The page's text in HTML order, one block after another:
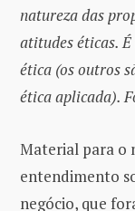
natureza das
atitudes éticas.
ética (os outros
ética aplicada).
Material para o
entendimento
negócio, que